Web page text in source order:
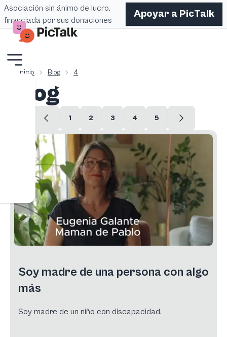
Asociación sin ánimo de lucro,
financiada por sus donaciones
Apoyar a PicTalk
Inicio Blog 4
Blog
1 2 3 4 5
Soy madre de una persona con algo
más
Soy madre de un niño con discapacidad.